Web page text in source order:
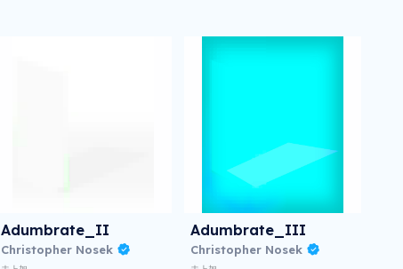
Adumbrate_II
Christopher Nosek
Adumbrate_III
Christopher Nosek